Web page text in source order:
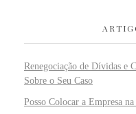
Renegociação de Dívidas e
Sobre o Seu Caso
Posso Colocar a Empresa